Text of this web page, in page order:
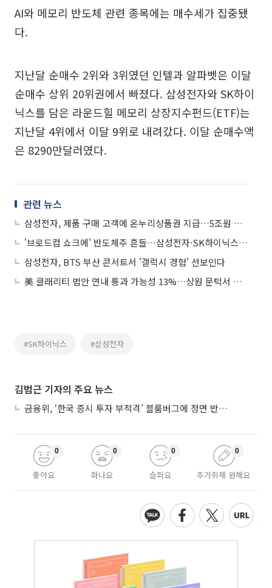
AI와 메모리 반도체 관련 종목에는 매수세가 집중됐
다.
지난달 순매수 2위와 3위였던 인텔과 알파벳은 이달
순매수 상위 20위권에서 빠졌다. 삼성전자와 SK하이
닉스를 담은 라운드힐 메모리 상장지수펀드(ETF)는
지난달 4위에서 이달 9위로 내려갔다. 이달 순매수액
은 8290만달러였다.
관련 뉴스
삼성전자, 제품 구매 고객에 온누리상품권 지급…5조원 사회 기여 첫발
'브로드컴 쇼크에' 반도체주 흔들…삼성전자·SK하이닉스 '급락'
삼성전자, BTS 부산 콘서트서 '갤럭시 경험' 선보인다
美 클래리티 법안 연내 통과 가능성 13%…상원 문턱서 제동
#SK하이닉스 #삼성전자
김범근 기자의 주요 뉴스
금융위, ‘한국 증시 투자 부적격’ 블룸버그에 정면 반박…“근거 불분명”
좋아요
0
화나요
0
슬퍼요
0
추가취재 원해요
0